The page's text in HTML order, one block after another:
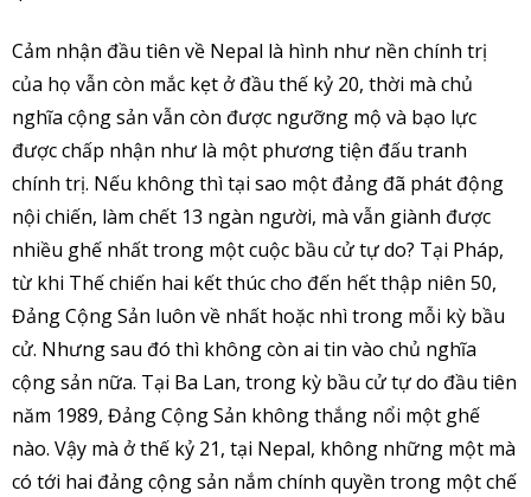
Cảm nhận đầu tiên về Nepal là hình như nền chính trị
của họ vẫn còn mắc kẹt ở đầu thế kỷ 20, thời mà chủ
nghĩa cộng sản vẫn còn được ngưỡng mộ và bạo lực
được chấp nhận như là một phương tiện đấu tranh
chính trị. Nếu không thì tại sao một đảng đã phát động
nội chiến, làm chết 13 ngàn người, mà vẫn giành được
nhiều ghế nhất trong một cuộc bầu cử tự do? Tại Pháp,
từ khi Thế chiến hai kết thúc cho đến hết thập niên 50,
Đảng Cộng Sản luôn về nhất hoặc nhì trong mỗi kỳ bầu
cử. Nhưng sau đó thì không còn ai tin vào chủ nghĩa
cộng sản nữa. Tại Ba Lan, trong kỳ bầu cử tự do đầu tiên
năm 1989, Đảng Cộng Sản không thắng nổi một ghế
nào. Vậy mà ở thế kỷ 21, tại Nepal, không những một mà
có tới hai đảng cộng sản nắm chính quyền trong một chế